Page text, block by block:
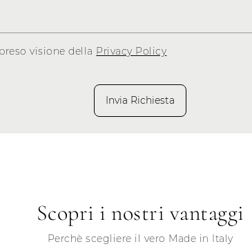
visione della Privacy Policy
Invia Richiesta
Scopri i nostri vantaggi
Perchè scegliere il vero Made in Italy